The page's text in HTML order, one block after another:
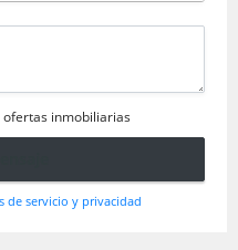
inmobiliarias
de servicio y privacidad